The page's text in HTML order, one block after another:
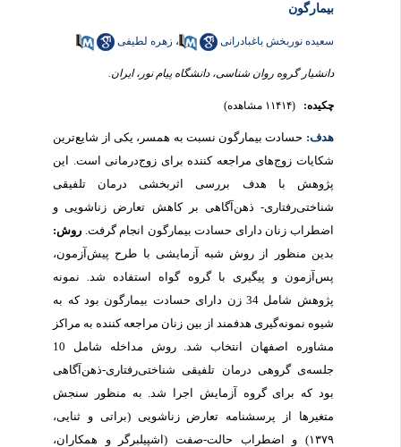
بیمارگون
سعیده نوربخش باغبادرانی ، زهره لطیفی
دانشیار گروه روان شناسی، دانشگاه پیام نور، ایران.
چکیده: (۱۱۴۱۴ مشاهده)
هدف:حسادت بیمارگون نسبت به همسر، یکی از شایع‌ترین
شکایات زوج‌های مراجعه کننده برای زوج‌درمانی است. این
پژوهش با هدف بررسی اثربخشی درمان تلفیقی
شناختی‌رفتاری- ذهن‌آگاهی بر کاهش تعارض زناشویی و
اضطراب زنان دارای حسادت بیمارگون انجام گرفت.روش:
بدین منظور از روش شبه آزمایشی با طرح پیش‌آزمون،
پس‌آزمون و پیگیری با گروه گواه استفاده شد. نمونه
پژوهش شامل 34 زن دارای حسادت بیمارگون بود که به
شیوه نمونه‌گیری هدفمند از بین زنان مراجعه کننده به مراکز
مشاوره اصفهان انتخاب شد. روش مداخله شامل 10
جلسه‌ی گروهی درمان تلفیقی شناختی‌رفتاری-ذهن‌آگاهی
بود که برای گروه آزمایش اجرا شد. به منظور سنجش
متغیرها از پرسشنامه تعارض زناشویی (براتی و ثنایی،
۱۳۷۹) و اضطراب حالت-صفت (اشپیلبرگر و همکاران،